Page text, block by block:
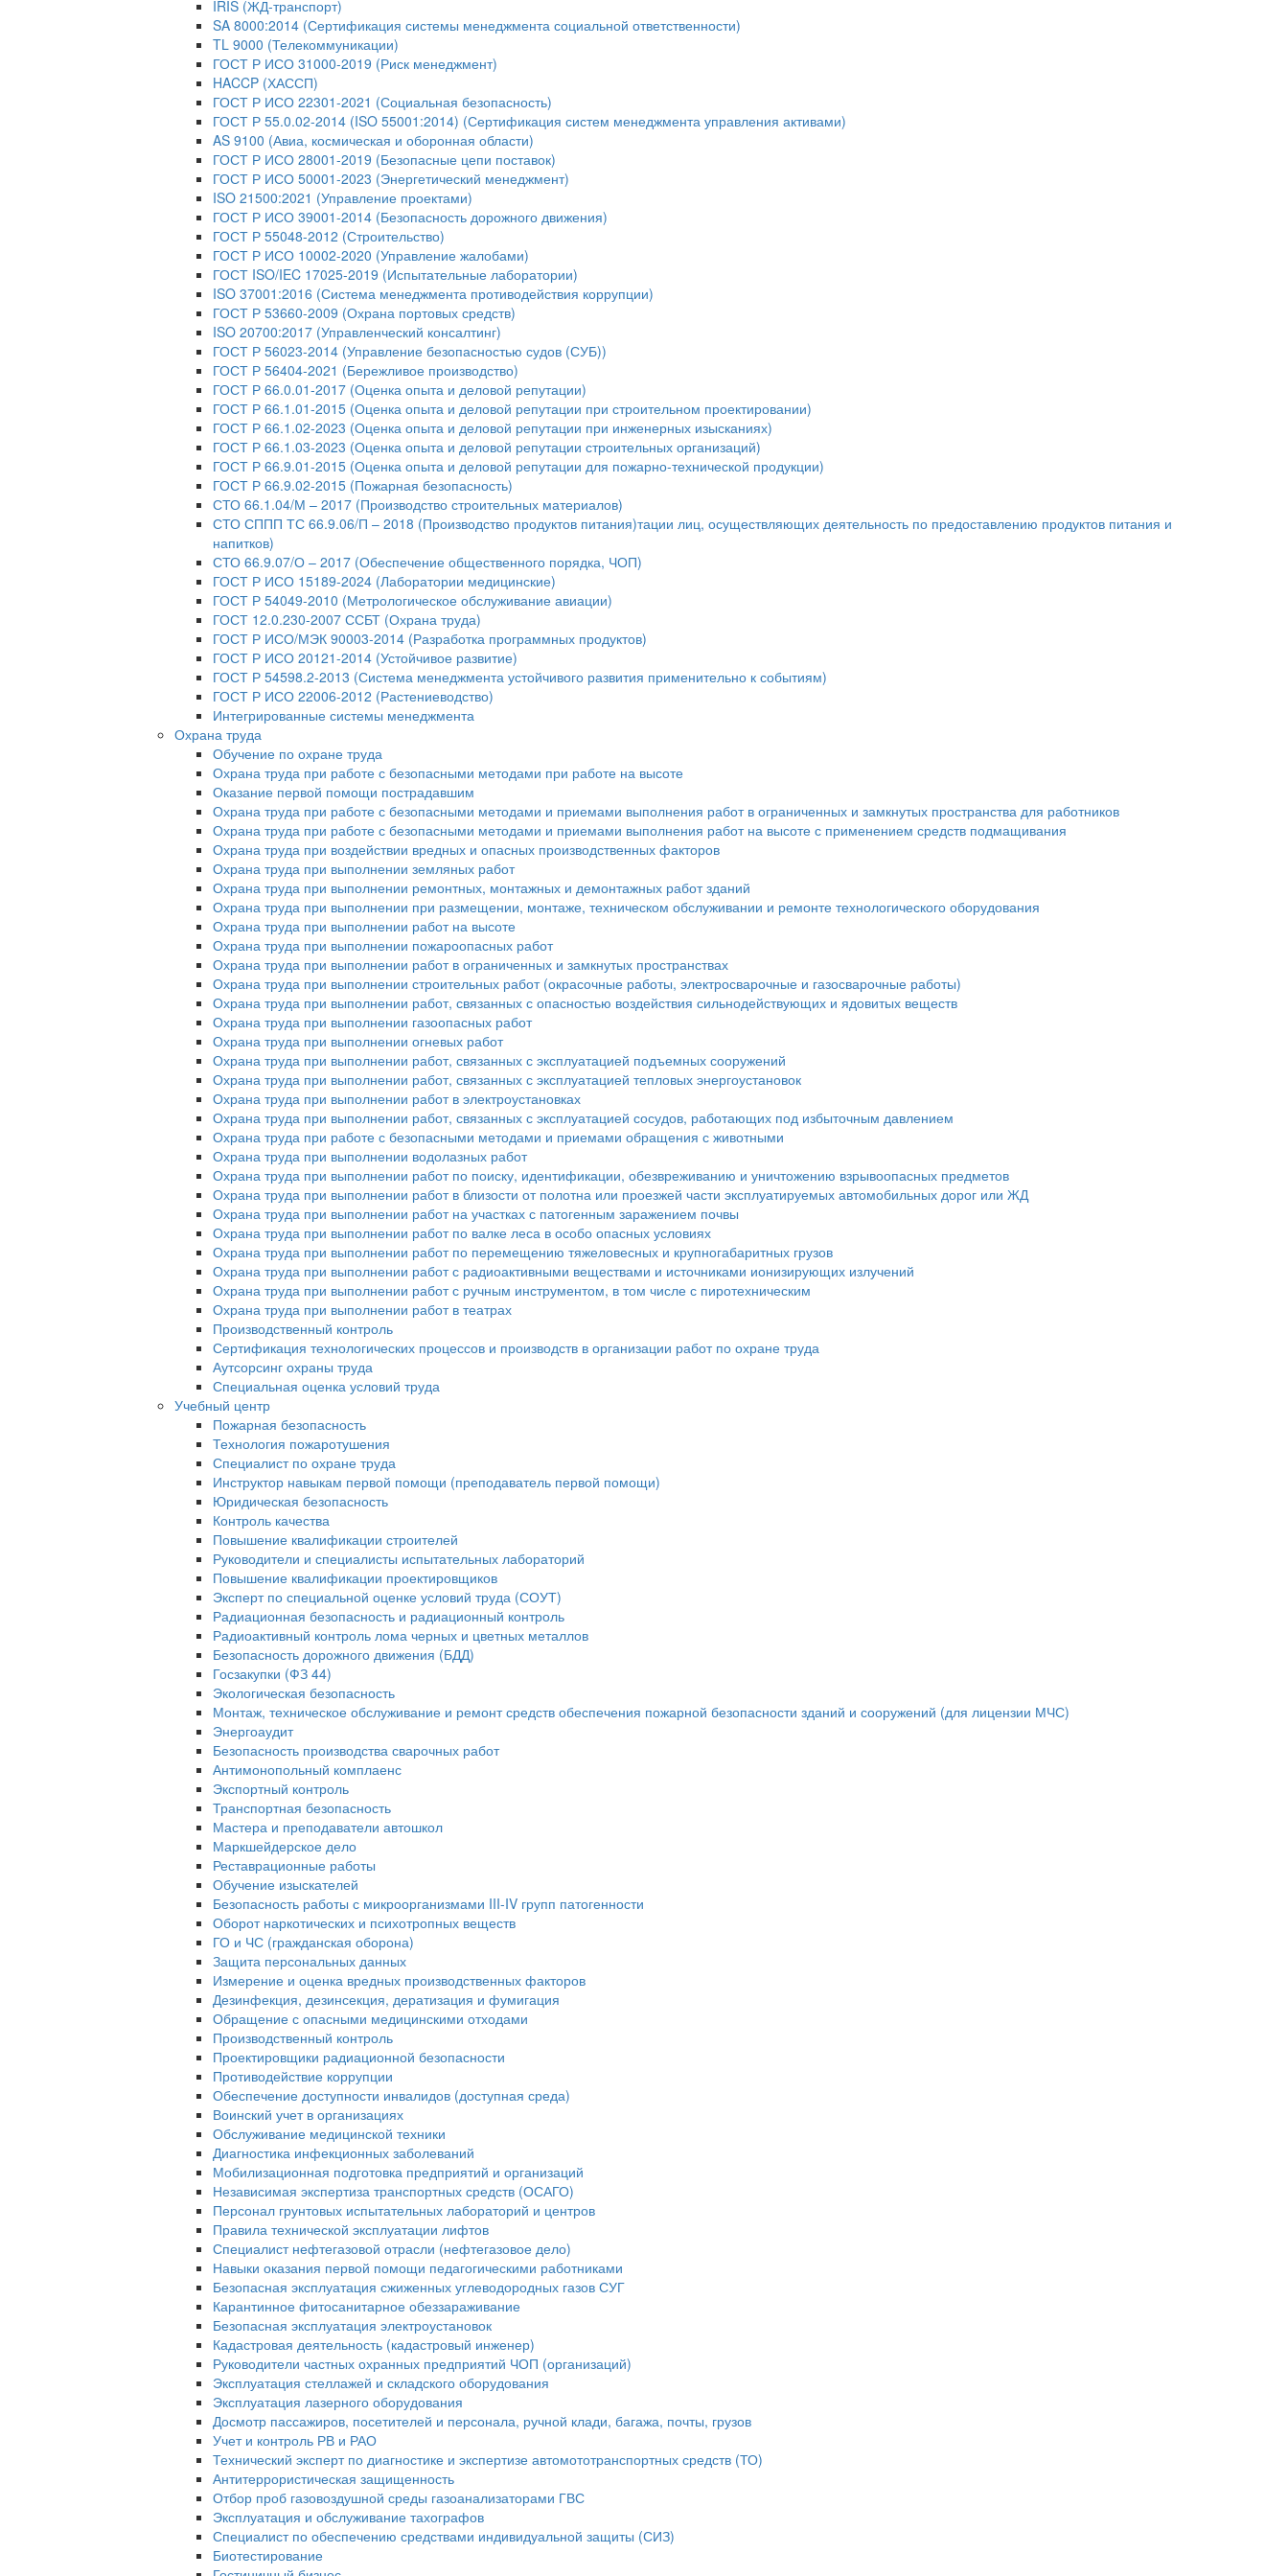
IRIS (ЖД-транспорт)
SA 8000:2014 (Сертификация системы менеджмента социальной ответственности)
TL 9000 (Телекоммуникации)
ГОСТ Р ИСО 31000-2019 (Риск менеджмент)
HACCP (ХАССП)
ГОСТ Р ИСО 22301-2021 (Социальная безопасность)
ГОСТ Р 55.0.02-2014 (ISO 55001:2014) (Сертификация систем менеджмента управления активами)
AS 9100 (Авиа, космическая и оборонная области)
ГОСТ Р ИСО 28001-2019 (Безопасные цепи поставок)
ГОСТ Р ИСО 50001-2023 (Энергетический менеджмент)
ISO 21500:2021 (Управление проектами)
ГОСТ Р ИСО 39001-2014 (Безопасность дорожного движения)
ГОСТ Р 55048-2012 (Строительство)
ГОСТ Р ИСО 10002-2020 (Управление жалобами)
ГОСТ ISO/IEC 17025-2019 (Испытательные лаборатории)
ISO 37001:2016 (Система менеджмента противодействия коррупции)
ГОСТ Р 53660-2009 (Охрана портовых средств)
ISO 20700:2017 (Управленческий консалтинг)
ГОСТ Р 56023-2014 (Управление безопасностью судов (СУБ))
ГОСТ Р 56404-2021 (Бережливое производство)
ГОСТ Р 66.0.01-2017 (Оценка опыта и деловой репутации)
ГОСТ Р 66.1.01-2015 (Оценка опыта и деловой репутации при строительном проектировании)
ГОСТ Р 66.1.02-2023 (Оценка опыта и деловой репутации при инженерных изысканиях)
ГОСТ Р 66.1.03-2023 (Оценка опыта и деловой репутации строительных организаций)
ГОСТ Р 66.9.01-2015 (Оценка опыта и деловой репутации для пожарно-технической продукции)
ГОСТ Р 66.9.02-2015 (Пожарная безопасность)
СТО 66.1.04/М – 2017 (Производство строительных материалов)
СТО СППП ТС 66.9.06/П – 2018 (Производство продуктов питания)тации лиц, осуществляющих деятельность по предоставлению продуктов питания и
напитков)
СТО 66.9.07/О – 2017 (Обеспечение общественного порядка, ЧОП)
ГОСТ Р ИСО 15189-2024 (Лаборатории медицинские)
ГОСТ Р 54049-2010 (Метрологическое обслуживание авиации)
ГОСТ 12.0.230-2007 ССБТ (Охрана труда)
ГОСТ Р ИСО/МЭК 90003-2014 (Разработка программных продуктов)
ГОСТ Р ИСО 20121-2014 (Устойчивое развитие)
ГОСТ Р 54598.2-2013 (Система менеджмента устойчивого развития применительно к событиям)
ГОСТ Р ИСО 22006-2012 (Растениеводство)
Интегрированные системы менеджмента
Охрана труда
Обучение по охране труда
Охрана труда при работе с безопасными методами при работе на высоте
Оказание первой помощи пострадавшим
Охрана труда при работе с безопасными методами и приемами выполнения работ в ограниченных и замкнутых пространства для работников
Охрана труда при работе с безопасными методами и приемами выполнения работ на высоте с применением средств подмащивания
Охрана труда при воздействии вредных и опасных производственных факторов
Охрана труда при выполнении земляных работ
Охрана труда при выполнении ремонтных, монтажных и демонтажных работ зданий
Охрана труда при выполнении при размещении, монтаже, техническом обслуживании и ремонте технологического оборудования
Охрана труда при выполнении работ на высоте
Охрана труда при выполнении пожароопасных работ
Охрана труда при выполнении работ в ограниченных и замкнутых пространствах
Охрана труда при выполнении строительных работ (окрасочные работы, электросварочные и газосварочные работы)
Охрана труда при выполнении работ, связанных с опасностью воздействия сильнодействующих и ядовитых веществ
Охрана труда при выполнении газоопасных работ
Охрана труда при выполнении огневых работ
Охрана труда при выполнении работ, связанных с эксплуатацией подъемных сооружений
Охрана труда при выполнении работ, связанных с эксплуатацией тепловых энергоустановок
Охрана труда при выполнении работ в электроустановках
Охрана труда при выполнении работ, связанных с эксплуатацией сосудов, работающих под избыточным давлением
Охрана труда при работе с безопасными методами и приемами обращения с животными
Охрана труда при выполнении водолазных работ
Охрана труда при выполнении работ по поиску, идентификации, обезвреживанию и уничтожению взрывоопасных предметов
Охрана труда при выполнении работ в близости от полотна или проезжей части эксплуатируемых автомобильных дорог или ЖД
Охрана труда при выполнении работ на участках с патогенным заражением почвы
Охрана труда при выполнении работ по валке леса в особо опасных условиях
Охрана труда при выполнении работ по перемещению тяжеловесных и крупногабаритных грузов
Охрана труда при выполнении работ с радиоактивными веществами и источниками ионизирующих излучений
Охрана труда при выполнении работ с ручным инструментом, в том числе с пиротехническим
Охрана труда при выполнении работ в театрах
Производственный контроль
Сертификация технологических процессов и производств в организации работ по охране труда
Аутсорсинг охраны труда
Специальная оценка условий труда
Учебный центр
Пожарная безопасность
Технология пожаротушения
Специалист по охране труда
Инструктор навыкам первой помощи (преподаватель первой помощи)
Юридическая безопасность
Контроль качества
Повышение квалификации строителей
Руководители и специалисты испытательных лабораторий
Повышение квалификации проектировщиков
Эксперт по специальной оценке условий труда (СОУТ)
Радиационная безопасность и радиационный контроль
Радиоактивный контроль лома черных и цветных металлов
Безопасность дорожного движения (БДД)
Госзакупки (ФЗ 44)
Экологическая безопасность
Монтаж, техническое обслуживание и ремонт средств обеспечения пожарной безопасности зданий и сооружений (для лицензии МЧС)
Энергоаудит
Безопасность производства сварочных работ
Антимонопольный комплаенс
Экспортный контроль
Транспортная безопасность
Мастера и преподаватели автошкол
Маркшейдерское дело
Реставрационные работы
Обучение изыскателей
Безопасность работы с микроорганизмами III-IV групп патогенности
Оборот наркотических и психотропных веществ
ГО и ЧС (гражданская оборона)
Защита персональных данных
Измерение и оценка вредных производственных факторов
Дезинфекция, дезинсекция, дератизация и фумигация
Обращение с опасными медицинскими отходами
Производственный контроль
Проектировщики радиационной безопасности
Противодействие коррупции
Обеспечение доступности инвалидов (доступная среда)
Воинский учет в организациях
Обслуживание медицинской техники
Диагностика инфекционных заболеваний
Мобилизационная подготовка предприятий и организаций
Независимая экспертиза транспортных средств (ОСАГО)
Персонал грунтовых испытательных лабораторий и центров
Правила технической эксплуатации лифтов
Специалист нефтегазовой отрасли (нефтегазовое дело)
Навыки оказания первой помощи педагогическими работниками
Безопасная эксплуатация сжиженных углеводородных газов СУГ
Карантинное фитосанитарное обеззараживание
Безопасная эксплуатация электроустановок
Кадастровая деятельность (кадастровый инженер)
Руководители частных охранных предприятий ЧОП (организаций)
Эксплуатация стеллажей и складского оборудования
Эксплуатация лазерного оборудования
Досмотр пассажиров, посетителей и персонала, ручной клади, багажа, почты, грузов
Учет и контроль РВ и РАО
Технический эксперт по диагностике и экспертизе автомототранспортных средств (ТО)
Антитеррористическая защищенность
Отбор проб газовоздушной среды газоанализаторами ГВС
Эксплуатация и обслуживание тахографов
Специалист по обеспечению средствами индивидуальной защиты (СИЗ)
Биотестирование